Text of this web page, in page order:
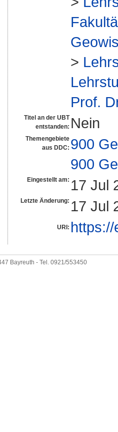
>
Prof.
Titel an der UBT
entstanden: Nein
Themengebiete
aus DDC: 900
900
Eingestellt am: 17 Jul
Letzte Änderung: 17 Jul
URI:
Bayreuth - Tel. 0921/553450